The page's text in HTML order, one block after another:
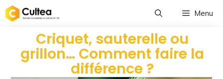
Menu
Criquet, sauterelle ou
grillon… Comment faire la
différence ?